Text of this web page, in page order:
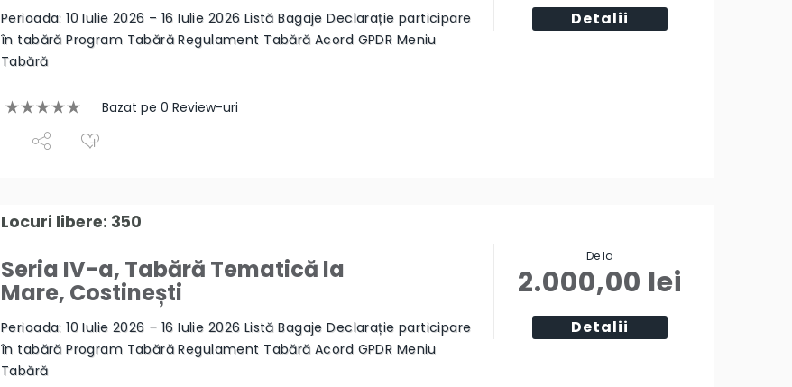
Perioada: 10 Iulie 2026 – 16 Iulie 2026 Listă Bagaje Declarație participare
în tabără Program Tabără Regulament Tabără Acord GPDR Meniu
Tabără
Bazat pe 0 Review-uri
Detalii
Locuri libere: 350
Seria IV-a, Tabără Tematică la
Mare, Costinești
Perioada: 10 Iulie 2026 – 16 Iulie 2026 Listă Bagaje Declarație participare
în tabără Program Tabără Regulament Tabără Acord GPDR Meniu
Tabără
De la
2.000,00 lei
Detalii